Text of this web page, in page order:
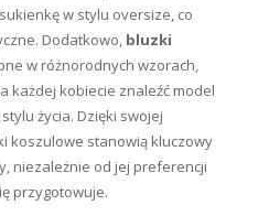
w stylu oversize, co
Dodatkowo, bluzki
w różnorodnych wzorach,
każdej kobiecie znaleźć model
życia. Dzięki swojej
koszulowe stanowią kluczowy
niezależnie od jej preferencji
przygotowuje.